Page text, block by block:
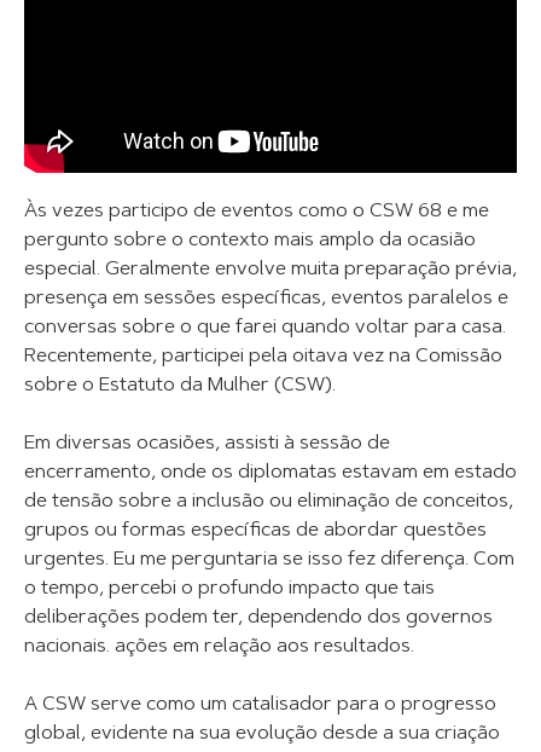
Às vezes participo de eventos como o CSW 68 e me
pergunto sobre o contexto mais amplo da ocasião
especial. Geralmente envolve muita preparação prévia,
presença em sessões específicas, eventos paralelos e
conversas sobre o que farei quando voltar para casa.
Recentemente, participei pela oitava vez na Comissão
sobre o Estatuto da Mulher (CSW).
Em diversas ocasiões, assisti à sessão de
encerramento, onde os diplomatas estavam em estado
de tensão sobre a inclusão ou eliminação de conceitos,
grupos ou formas específicas de abordar questões
urgentes. Eu me perguntaria se isso fez diferença. Com
o tempo, percebi o profundo impacto que tais
deliberações podem ter, dependendo dos governos
nacionais. ações em relação aos resultados.
A CSW serve como um catalisador para o progresso
global, evidente na sua evolução desde a sua criação